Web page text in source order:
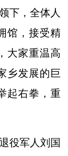
下，全体人
馆，接受精
大家重温高
乡发展的巨
起右拳，重
役军人刘国